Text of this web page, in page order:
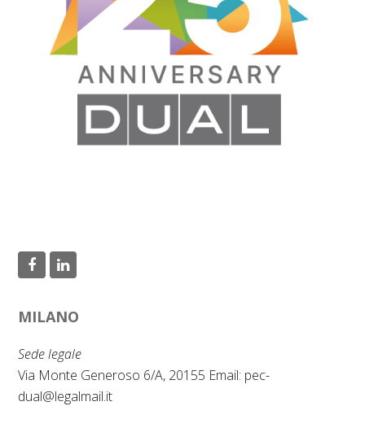
c
e
b
o
L
n
k
e
d
MILANO
Sede legale
Via Monte Generoso 6/A, 20155 Email: pec-
dual@legalmail.it